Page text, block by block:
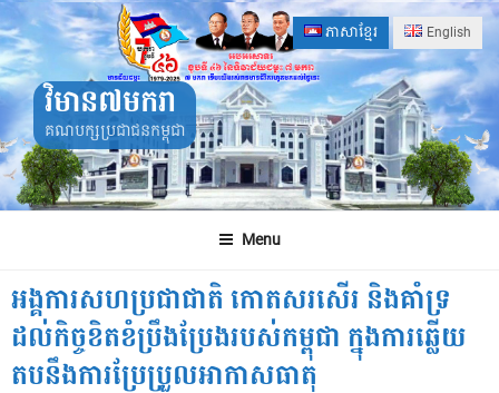
Skip
to
content
ភាសាខ្មែរ English
វិមាន៧មករា
គណបក្សប្រជាជនកម្ពុជា
Menu
អង្គការសហប្រជាជាតិ កោតសរសើរ និងគាំទ្រ
ដល់កិច្ចខិតខំប្រឹងប្រែងរបស់កម្ពុជា ក្នុងការឆ្លើយ
តបនឹងការប្រែប្រួលអាកាសធាតុ